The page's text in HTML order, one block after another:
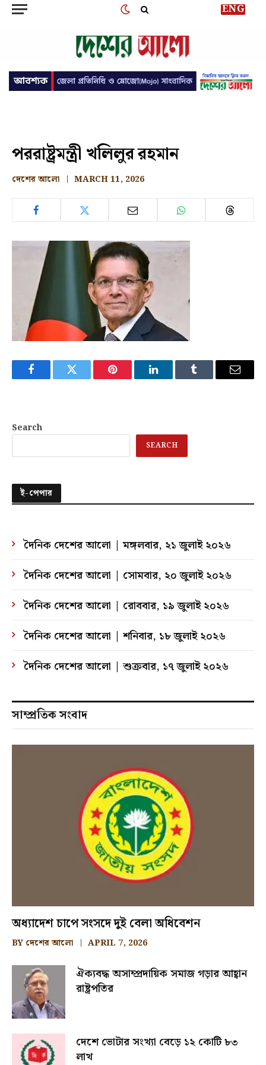
ENG
পররাষ্ট্রমন্ত্রী খলিলুর রহমান
দেশের আলো MARCH 11, 2026
FacebookTwitter Pinterest LinkedInTumblr Email
Search
SEARCH
ই-পেপার
দৈনিক দেশের আলো | মঙ্গলবার, ২১ জুলাই ২০২৬
দৈনিক দেশের আলো | সোমবার, ২০ জুলাই ২০২৬
দৈনিক দেশের আলো | রোববার, ১৯ জুলাই ২০২৬
দৈনিক দেশের আলো | শনিবার, ১৮ জুলাই ২০২৬
দৈনিক দেশের আলো | শুক্রবার, ১৭ জুলাই ২০২৬
সাম্প্রতিক সংবাদ
অধ্যাদেশ চাপে সংসদে দুই বেলা অধিবেশন
BY দেশের আলো APRIL 7, 2026
ঐক্যবদ্ধ অসাম্প্রদায়িক সমাজ গড়ার আহ্বান
রাষ্ট্রপতির
দেশে ভোটার সংখ্যা বেড়ে ১২ কোটি ৮৩
লাখ